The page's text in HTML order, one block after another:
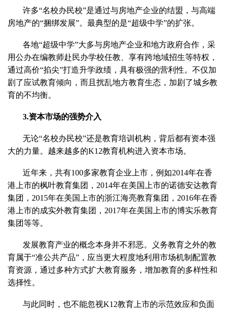
许多“名校办民校”是通过与房地产企业的结盟，与高端
房地产的“捆绑发展”。最典型的是“超级中学”的扩张。
各地“超级中学”大多与房地产企业和地方政府合作，采
用公办在编教师赴民办学校任教、享有跨地域招生等特权，
通过高价“掐尖”打造升学政绩，具有极强的营利性。不仅加
剧了应试教育倾向，而且扰乱地方教育生态，加剧了城乡教
育的不均衡。
3.资本市场的强势介入
无论“名校办民校”还是教育培训机构，背后都有资本强
大的力量。越来越多的K12教育机构进入资本市场。
近年来，共有100多家教育企业上市，例如2014年在香
港上市的枫叶教育集团，2014年在美国上市的诺德安达教育
集团，2015年在美国上市的浙江海亮教育集团，2016年在香
港上市的成实外教育集团，2017年在美国上市的博实乐教育
集团等等。
发展教育产业的概念本身并不邪恶。义务教育之外的教
育属于“准公共产品”，应当更大程度地利用市场机制配置教
育资源，通过多种方式扩大教育服务，增加教育的多样性和
选择性。
与此同时，也不能忽视K12教育上市的示范效应和负面